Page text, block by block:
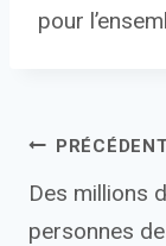
pour
de
Des millions
personnes